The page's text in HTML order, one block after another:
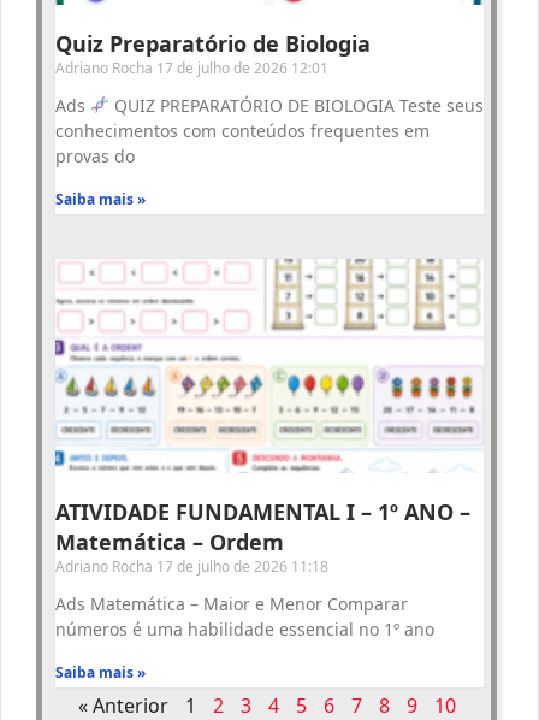
Quiz Preparatório de Biologia
Adriano Rocha 17 de julho de 2026 12:01
Ads
QUIZ PREPARATÓRIO DE BIOLOGIA Teste seus
conhecimentos com conteúdos frequentes em
provas do
Saiba mais »
ATIVIDADE FUNDAMENTAL I – 1º ANO –
Matemática – Ordem
Adriano Rocha 17 de julho de 2026 11:18
Ads Matemática – Maior e Menor Comparar
números é uma habilidade essencial no 1º ano
Saiba mais »
« Anterior 1 2 3 4 5 6 7 8 9
10